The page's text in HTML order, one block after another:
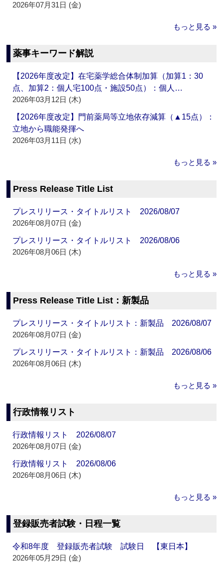
2026年07月31日 (金)
もっと見る »
薬事キーワード解説
【2026年度改定】在宅薬学総合体制加算（加算1：30
点、加算2：個人宅100点・施設50点）：個人…
2026年03月12日 (木)
【2026年度改定】門前薬局等立地依存減算（▲15点）：
立地から職能発揮へ
2026年03月11日 (水)
もっと見る »
Press Release Title List
プレスリリース・タイトルリスト 2026/08/07
2026年08月07日 (金)
プレスリリース・タイトルリスト 2026/08/06
2026年08月06日 (木)
もっと見る »
Press Release Title List：新製品
プレスリリース・タイトルリスト：新製品 2026/08/07
2026年08月07日 (金)
プレスリリース・タイトルリスト：新製品 2026/08/06
2026年08月06日 (木)
もっと見る »
行政情報リスト
行政情報リスト 2026/08/07
2026年08月07日 (金)
行政情報リスト 2026/08/06
2026年08月06日 (木)
もっと見る »
登録販売者試験・日程一覧
令和8年度 登録販売者試験 試験日 【東日本】
2026年05月29日 (金)